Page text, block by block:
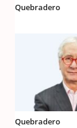
Quebradero
Quebradero